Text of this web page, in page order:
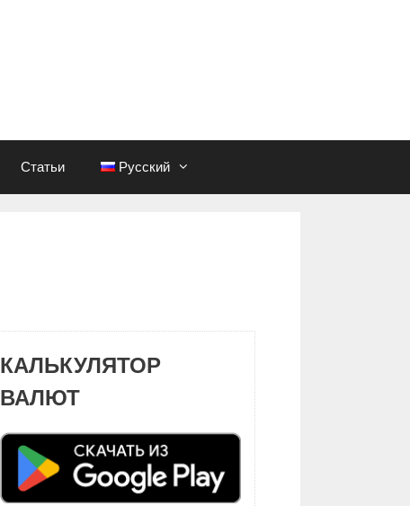
Статьи Русский
КАЛЬКУЛЯТОР
ВАЛЮТ